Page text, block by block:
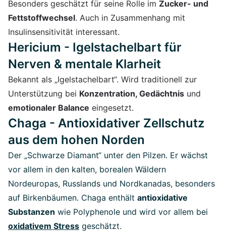
Besonders geschätzt für seine Rolle im Zucker- und
Fettstoffwechsel. Auch in Zusammenhang mit
Insulinsensitivität interessant.
Hericium - Igelstachelbart für
Nerven & mentale Klarheit
Bekannt als „Igelstachelbart“. Wird traditionell zur
Unterstützung bei Konzentration, Gedächtnis und
emotionaler Balance eingesetzt.
Chaga - Antioxidativer Zellschutz
aus dem hohen Norden
Der „Schwarze Diamant“ unter den Pilzen. Er wächst
vor allem in den kalten, borealen Wäldern
Nordeuropas, Russlands und Nordkanadas, besonders
auf Birkenbäumen. Chaga enthält antioxidative
Substanzen wie Polyphenole und wird vor allem bei
oxidativem Stress geschätzt.